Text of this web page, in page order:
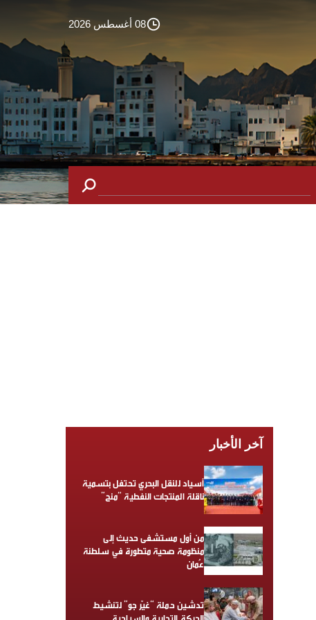
08 أغسطس 2026
آخر الأخبار
أسياد للنقل البحري تحتفل بتسمية
ناقلة المنتجات النفطية “منح”
من أول مستشفى حديث إلى
منظومة صحية متطورة في سلطنة
عُمان
تدشين حملة “غيّر جو” لتنشيط